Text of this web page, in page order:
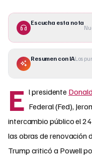
Escucha esta nota
Resumen con IALos
E l presidente
Federal (Fed),
intercambio público el
las obras de renovación
Trump criticó a Powell